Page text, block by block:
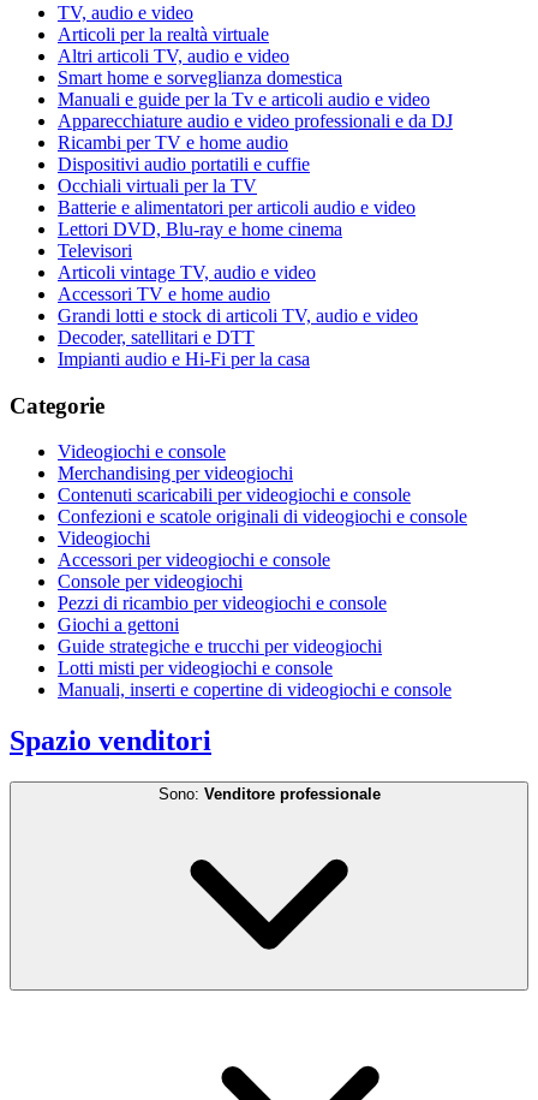
TV, audio e video
Articoli per la realtà virtuale
Altri articoli TV, audio e video
Smart home e sorveglianza domestica
Manuali e guide per la Tv e articoli audio e video
Apparecchiature audio e video professionali e da DJ
Ricambi per TV e home audio
Dispositivi audio portatili e cuffie
Occhiali virtuali per la TV
Batterie e alimentatori per articoli audio e video
Lettori DVD, Blu-ray e home cinema
Televisori
Articoli vintage TV, audio e video
Accessori TV e home audio
Grandi lotti e stock di articoli TV, audio e video
Decoder, satellitari e DTT
Impianti audio e Hi-Fi per la casa
Categorie
Videogiochi e console
Merchandising per videogiochi
Contenuti scaricabili per videogiochi e console
Confezioni e scatole originali di videogiochi e console
Videogiochi
Accessori per videogiochi e console
Console per videogiochi
Pezzi di ricambio per videogiochi e console
Giochi a gettoni
Guide strategiche e trucchi per videogiochi
Lotti misti per videogiochi e console
Manuali, inserti e copertine di videogiochi e console
Spazio venditori
Sono: Venditore professionale